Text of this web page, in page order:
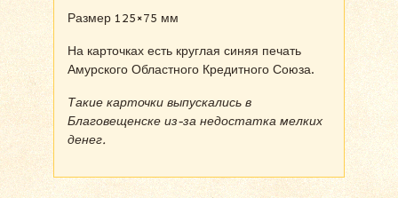
Размер 125×75 мм
На карточках есть круглая синяя печать
Амурского Областного Кредитного Союза.
Такие карточки выпускались в
Благовещенске из-за недостатка мелких
денег.